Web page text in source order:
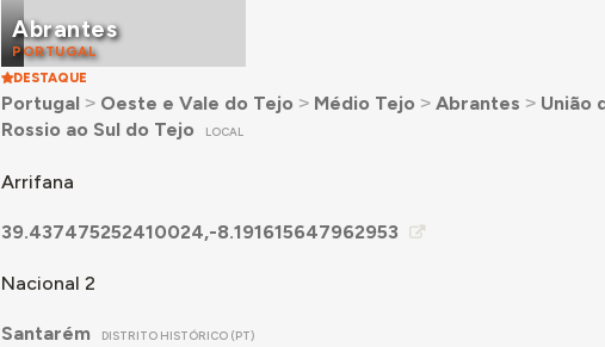
Abrantes
PORTUGAL
DESTAQUE
Portugal ˃ Oeste e Vale do Tejo ˃ Médio Tejo ˃ Abrantes ˃ União
Rossio ao Sul do Tejo
LOCAL
Arrifana
39.437475252410024,-8.191615647962953
Nacional 2
Santarém DISTRITO HISTÓRICO (PT)